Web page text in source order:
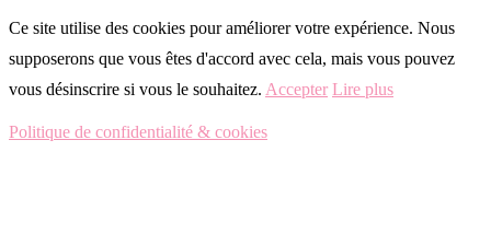
Ce site utilise des cookies pour améliorer votre expérience. Nous
supposerons que vous êtes d'accord avec cela, mais vous pouvez
vous désinscrire si vous le souhaitez. Accepter Lire plus
Politique de confidentialité & cookies